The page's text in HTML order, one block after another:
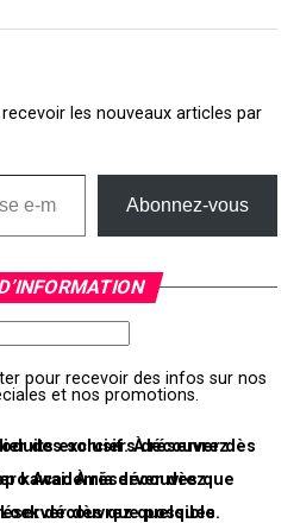
les nouveaux articles par
Abonnez-vous
pour recevoir des infos sur nos
et nos promotions.